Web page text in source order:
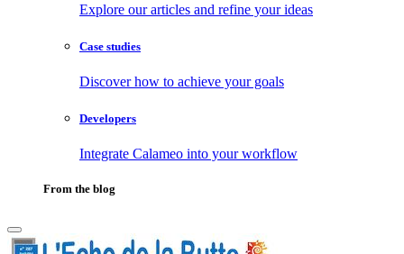
Explore our articles and refine your ideas
Case studies
Discover how to achieve your goals
Developers
Integrate Calameo into your workflow
From the blog